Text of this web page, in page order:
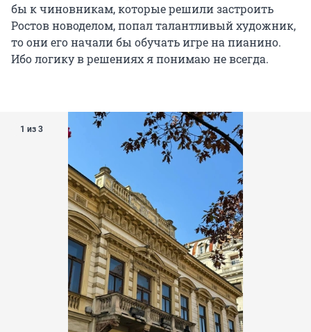
бы к чиновникам, которые решили застроить
Ростов новоделом, попал талантливый художник,
то они его начали бы обучать игре на пианино.
Ибо логику в решениях я понимаю не всегда.
1 из 3